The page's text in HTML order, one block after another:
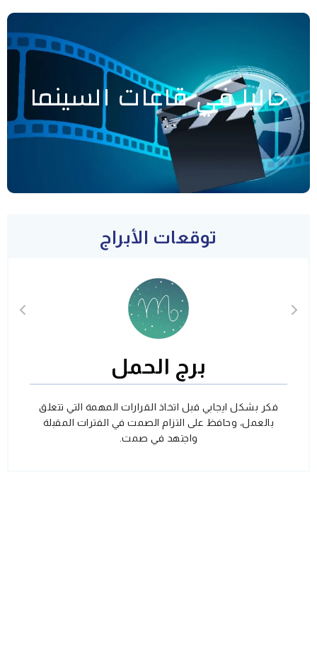
حاليا في قاعات السينما
توقعات الأبراج
برج الحمل
فكر بشكل ايجابي قبل اتخاذ القرارات المهمة التي تتعلق
بالعمل، وحافظ على التزام الصمت في الفترات المقبلة
واجتهد في صمت.